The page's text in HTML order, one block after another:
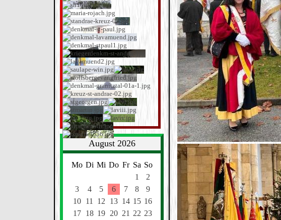
August 2026
Mo Di Mi Do Fr Sa So
1
2
3
4 5 6 7 8
9
10
11 12 13 14 15 16
17
18 19 20 21 22 23